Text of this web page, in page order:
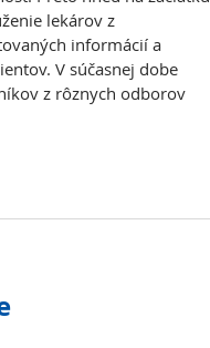
lekárov z
informácií a
V súčasnej dobe
z rôznych odborov